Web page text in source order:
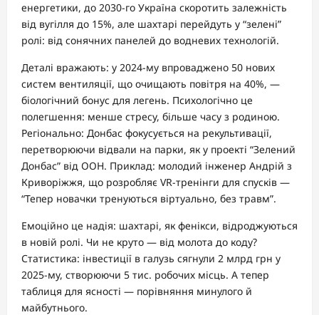
енергетики, до 2030-го Україна скоротить залежність
від вугілля до 15%, але шахтарі перейдуть у “зелені”
ролі: від сонячних панелей до водневих технологій.
Деталі вражають: у 2024-му впроваджено 50 нових
систем вентиляції, що очищають повітря на 40%, —
біологічний бонус для легень. Психологічно це
полегшення: менше стресу, більше часу з родиною.
Регіонально: Донбас фокусується на рекультивації,
перетворюючи відвали на парки, як у проекті “Зелений
Донбас” від ООН. Приклад: молодий інженер Андрій з
Криворіжжя, що розробляє VR-тренінги для спусків —
“Тепер новачки тренуються віртуально, без травм”.
Емоційно це надія: шахтарі, як фенікси, відроджуються
в новій ролі. Чи не круто — від молота до коду?
Статистика: інвестиції в галузь сягнули 2 млрд грн у
2025-му, створюючи 5 тис. робочих місць. А тепер
таблиця для ясності — порівняння минулого й
майбутнього.